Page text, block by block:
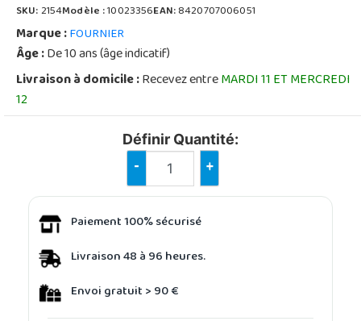
SKU:2154Modèle :10023356EAN:8420707006051
Marque :FOURNIER
Âge :De 10 ans (âge indicatif)
Livraison à domicile :Recevez entreMARDI 11 ET MERCREDI
12
Définir Quantité:
- +
Paiement 100% sécurisé
Livraison 48 à 96 heures.
Envoi gratuit > 90 €